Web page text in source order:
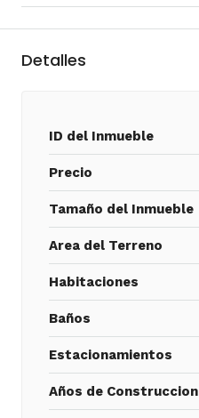
Detalles
ID del Inmueble
Precio
Tamaño del Inmueble
Area del Terreno
Habitaciones
Baños
Estacionamientos
Años de Construccion